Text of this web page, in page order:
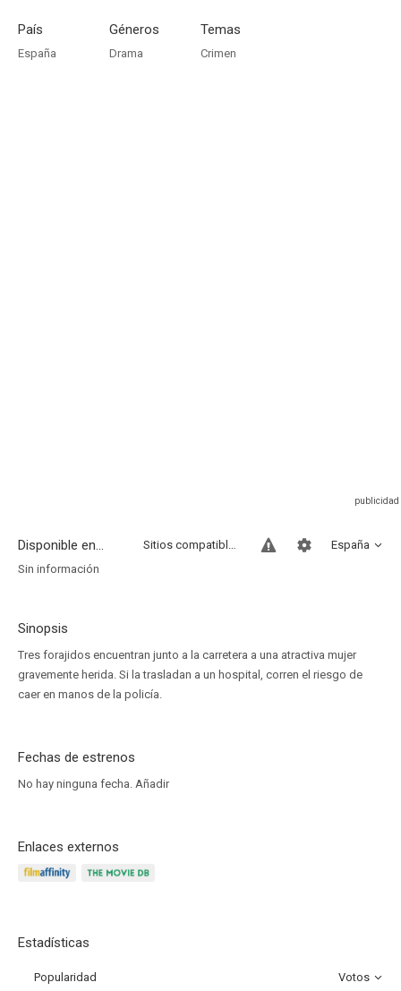
País
España
Géneros
Drama
Temas
Crimen
Disponible en... España
Sitios compatibles
Sin información
Sinopsis
Tres forajidos encuentran junto a la carretera a una atractiva mujer
gravemente herida. Si la trasladan a un hospital, corren el riesgo de
caer en manos de la policía.
Fechas de estrenos
No hay ninguna fecha. Añadir
Enlaces externos
Estadísticas
Popularidad Votos